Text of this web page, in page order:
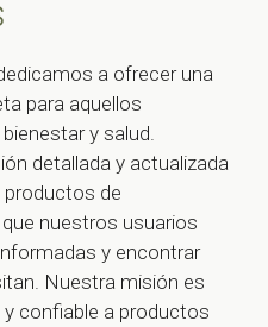
a ofrecer una
para aquellos
y salud.
detallada y actualizada
productos de
nuestros usuarios
y encontrar
Nuestra misión es
confiable a productos